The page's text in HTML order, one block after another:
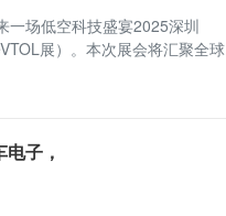
一场低空科技盛宴2025深圳
展）。本次展会将汇聚全球
子，